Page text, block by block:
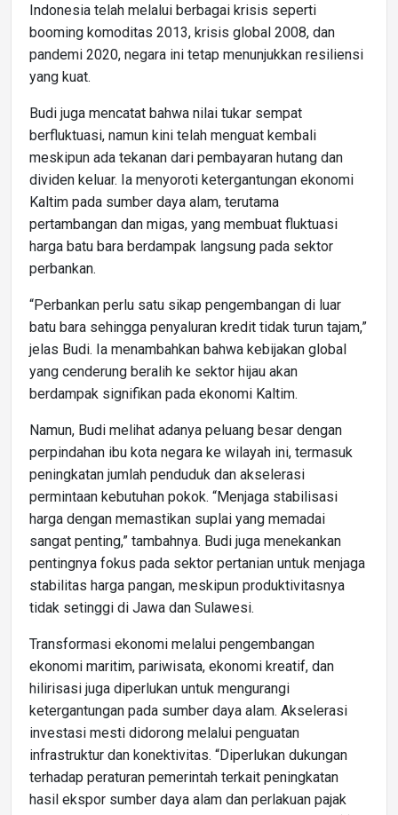
Indonesia telah melalui berbagai krisis seperti
booming komoditas 2013, krisis global 2008, dan
pandemi 2020, negara ini tetap menunjukkan resiliensi
yang kuat.
Budi juga mencatat bahwa nilai tukar sempat
berfluktuasi, namun kini telah menguat kembali
meskipun ada tekanan dari pembayaran hutang dan
dividen keluar. Ia menyoroti ketergantungan ekonomi
Kaltim pada sumber daya alam, terutama
pertambangan dan migas, yang membuat fluktuasi
harga batu bara berdampak langsung pada sektor
perbankan.
“Perbankan perlu satu sikap pengembangan di luar
batu bara sehingga penyaluran kredit tidak turun tajam,”
jelas Budi. Ia menambahkan bahwa kebijakan global
yang cenderung beralih ke sektor hijau akan
berdampak signifikan pada ekonomi Kaltim.
Namun, Budi melihat adanya peluang besar dengan
perpindahan ibu kota negara ke wilayah ini, termasuk
peningkatan jumlah penduduk dan akselerasi
permintaan kebutuhan pokok. “Menjaga stabilisasi
harga dengan memastikan suplai yang memadai
sangat penting,” tambahnya. Budi juga menekankan
pentingnya fokus pada sektor pertanian untuk menjaga
stabilitas harga pangan, meskipun produktivitasnya
tidak setinggi di Jawa dan Sulawesi.
Transformasi ekonomi melalui pengembangan
ekonomi maritim, pariwisata, ekonomi kreatif, dan
hilirisasi juga diperlukan untuk mengurangi
ketergantungan pada sumber daya alam. Akselerasi
investasi mesti didorong melalui penguatan
infrastruktur dan konektivitas. “Diperlukan dukungan
terhadap peraturan pemerintah terkait peningkatan
hasil ekspor sumber daya alam dan perlakuan pajak